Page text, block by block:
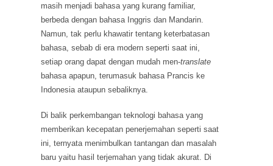
masih menjadi bahasa yang kurang familiar,
berbeda dengan bahasa Inggris dan Mandarin.
Namun, tak perlu khawatir tentang keterbatasan
bahasa, sebab di era modern seperti saat ini,
setiap orang dapat dengan mudah men-translate
bahasa apapun, terumasuk bahasa Prancis ke
Indonesia ataupun sebaliknya.
Di balik perkembangan teknologi bahasa yang
memberikan kecepatan penerjemahan seperti saat
ini, ternyata menimbulkan tantangan dan masalah
baru yaitu hasil terjemahan yang tidak akurat. Di